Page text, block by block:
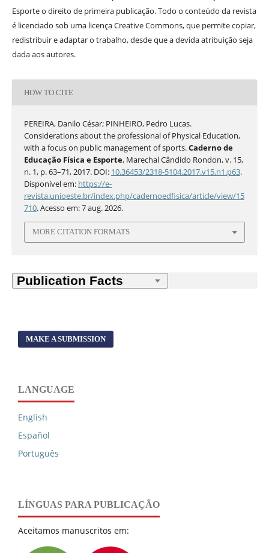
Esporte o direito de primeira publicação. Todo o conteúdo da revista
é licenciado sob uma licença Creative Commons, que permite copiar,
redistribuir e adaptar o trabalho, desde que a devida atribuição seja
dada aos autores.
HOW TO CITE
PEREIRA, Danilo César; PINHEIRO, Pedro Lucas.
Considerations about the professional of Physical Education,
with a focus on public management of sports.Caderno de
Educação Física e Esporte, Marechal Cândido Rondon, v. 15,
n. 1, p. 63–71, 2017. DOI: 10.36453/2318-5104.2017.v15.n1.p63.
Disponível em: https://e-
revista.unioeste.br/index.php/cadernoedfisica/article/view/15
710. Acesso em: 7 aug. 2026.
MORE CITATION FORMATS
MAKE A SUBMISSION
LANGUAGE
English
Español
Português
LÍNGUAS PARA PUBLICAÇÃO
Aceitamos manuscritos em: